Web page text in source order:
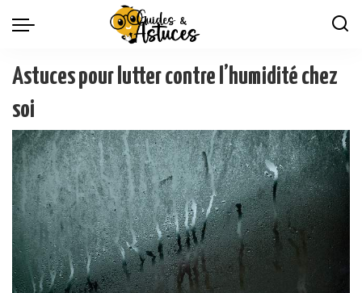
Astuces pour lutter contre l’humidité chez
soi